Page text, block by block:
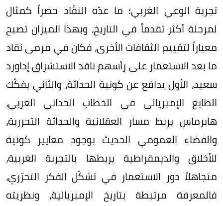
تجربة الوعي الغربي؛ ما عدّه النقّاد حصراً كمثال
لمرحلة أكثر تقدماً في التاريخ، وبهذا الميزان تصبح
معياراً لتقييم الثقافات الأخرى، فكان في مرمى نقاد
ما بعد الاستعمار على رأسهم ناقد الاستشراق إداورد
سعيد، الأول يدافع عن كونية الحداثة، والثاني يفكّك
الطابع الإمبريالي في الخطاب الحداثي الغربي،
هابرماس يربط مسار العقلانية والحداثة التحررية،
والفضاء العمومي الحديث بوجود معايير كونية
للأخلاق والديمقراطية يربطها بالتجربة الغربية،
متجاهلاً دور الاستعمار في تشكّل الفكر التحرّري،
فالمعرفة مرتبطة بتاريخ الإمبريالية، ونظريته